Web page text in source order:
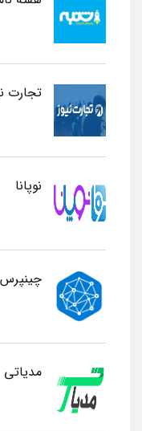
تجارت
نوپانا
چینپرس
مدیاتی